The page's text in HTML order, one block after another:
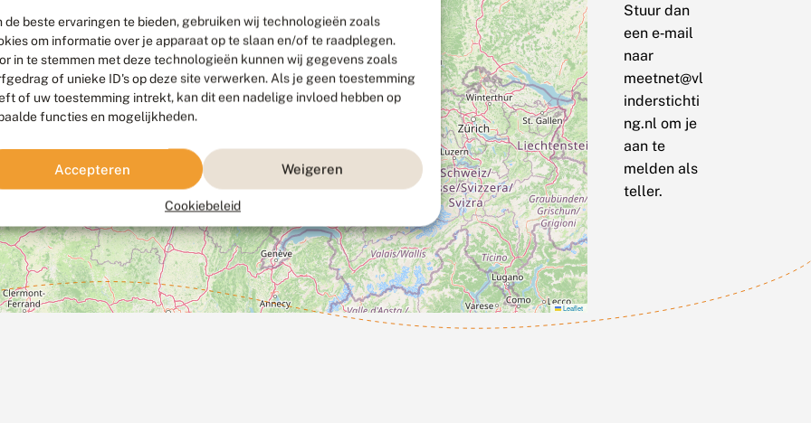
de beste ervaringen te bieden, gebruiken wij technologieën zoals
om informatie over je apparaat op te slaan en/of te raadplegen.
in te stemmen met deze technologieën kunnen wij gegevens zoals
of unieke ID's op deze site verwerken. Als je geen toestemming
of uw toestemming intrekt, kan dit een nadelige invloed hebben op
functies en mogelijkheden.
Accepteren Weigeren
Cookiebeleid
Leaflet
Stuur dan
een e‑mail
naar
meetnet@vl
inderstichti
ng.nl om je
aan te
melden als
teller.